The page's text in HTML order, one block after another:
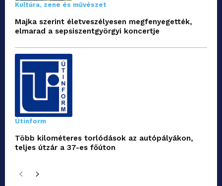
Kultúra, zene és művészet
Majka szerint életveszélyesen megfenyegették,
elmarad a sepsiszentgyörgyi koncertje
Útinform
Több kilométeres torlódások az autópályákon,
teljes útzár a 37-es főúton